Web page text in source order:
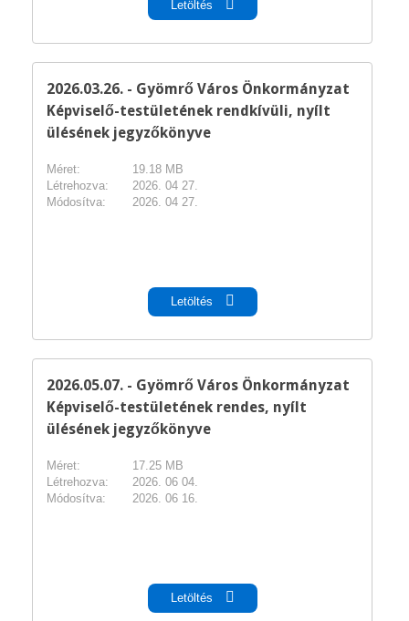
Letöltés
2026.03.26. - Gyömrő Város Önkormányzat
Képviselő-testületének rendkívüli, nyílt
ülésének jegyzőkönyve
Méret:
19.18 MB
Létrehozva:
2026. 04 27.
Módosítva:
2026. 04 27.
Letöltés
2026.05.07. - Gyömrő Város Önkormányzat
Képviselő-testületének rendes, nyílt
ülésének jegyzőkönyve
Méret:
17.25 MB
Létrehozva:
2026. 06 04.
Módosítva:
2026. 06 16.
Letöltés